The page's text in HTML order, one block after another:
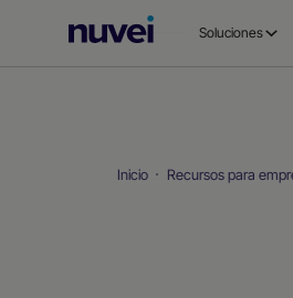
PáginaSoluciones
Inicio Recursos para